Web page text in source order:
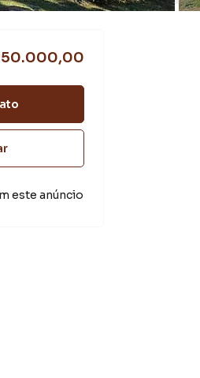
este anúncio